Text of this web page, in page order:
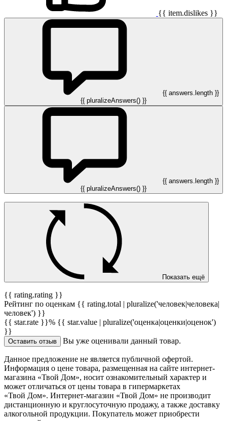
{{ item.dislikes }}
{{ answers.length }}
{{ pluralizeAnswers() }}
{{ answers.length }}
{{ pluralizeAnswers() }}
Показать ещё
{{ rating.rating }}
Рейтинг по оценкам {{ rating.total | pluralize('человек|человека|
человек') }}
{{ star.rate }}% {{ star.value | pluralize('оценка|оценки|оценок')
}}
Оставить отзыв Вы уже оценивали данный товар.
Данное предложение не является публичной офертой.
Информация о цене товара, размещенная на сайте интернет-
магазина «Твой Дом», носит ознакомительный характер и
может отличаться от цены товара в гипермаркетах
«Твой Дом». Интернет-магазин «Твой Дом» не производит
дистанционную и круглосуточную продажу, а также доставку
алкогольной продукции. Покупатель может приобрести